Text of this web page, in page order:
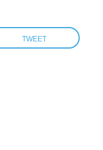
TWEET